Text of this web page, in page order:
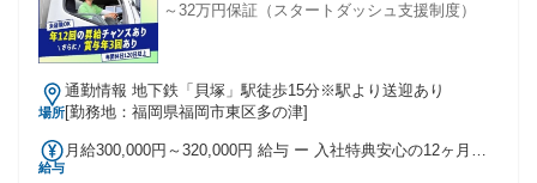
～32万円保証（スタートダッシュ支援制度）
場所
通勤情報 地下鉄「貝塚」駅徒歩15分※駅より送迎あり
[勤務地：福岡県福岡市東区多の津]
給与
月給300,000円～320,000円 給与 ー 入社特典安心の12ヶ月間